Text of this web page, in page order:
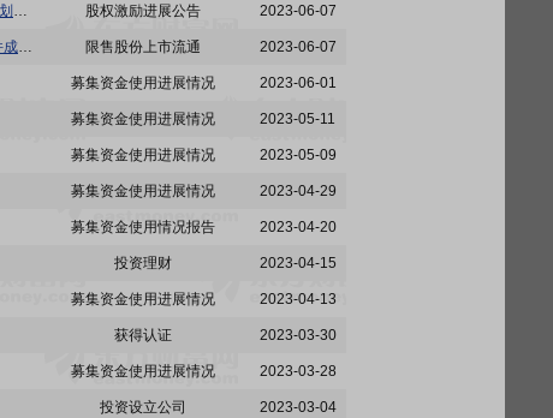
五方光电:北京德恒(深圳)律师事务所关于湖北五方光电股份有限公司2020年限制性股票激励计划首次授予限制性股票第二个解除限售期解除限售、调整回购价格及部分激励股票回购注销事项的法律意见 股权激励进展公告 2023-06-07
五方光电:关于2020年限制性股票激励计划首次授予限制性股票第二个解除限售期解除限售条件成就的公告 限售股份上市流通 2023-06-07
募集资金使用进展情况 2023-06-01
募集资金使用进展情况 2023-05-11
募集资金使用进展情况 2023-05-09
募集资金使用进展情况 2023-04-29
募集资金使用情况报告 2023-04-20
投资理财 2023-04-15
募集资金使用进展情况 2023-04-13
获得认证 2023-03-30
募集资金使用进展情况 2023-03-28
投资设立公司 2023-03-04